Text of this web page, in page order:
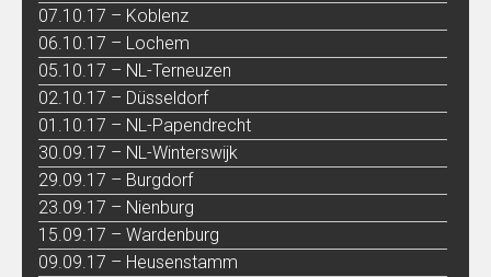
07.10.17 – Koblenz
06.10.17 – Lochem
05.10.17 – NL-Terneuzen
02.10.17 – Düsseldorf
01.10.17 – NL-Papendrecht
30.09.17 – NL-Winterswijk
29.09.17 – Burgdorf
23.09.17 – Nienburg
15.09.17 – Wardenburg
09.09.17 – Heusenstamm